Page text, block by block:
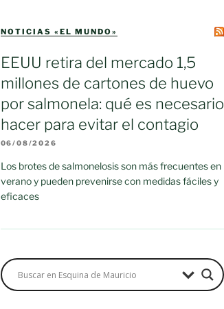
NOTICIAS «EL MUNDO»
EEUU retira del mercado 1,5
millones de cartones de huevo
por salmonela: qué es necesario
hacer para evitar el contagio
06/08/2026
Los brotes de salmonelosis son más frecuentes en
verano y pueden prevenirse con medidas fáciles y
eficaces